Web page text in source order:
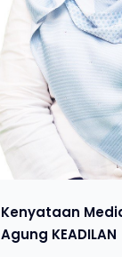
Kenyataan
Agung KEADILAN